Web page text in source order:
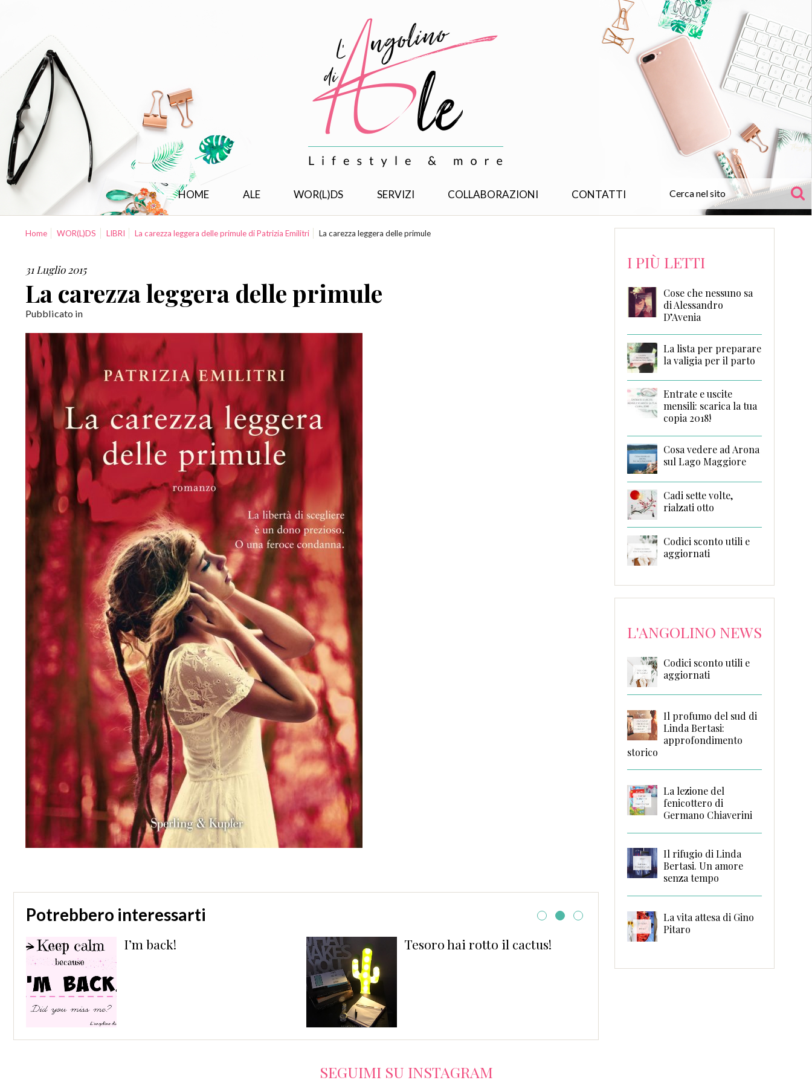
HOME ALE WOR(L)DS SERVIZI COLLABORAZIONI CONTATTI
Home WOR(L)DS LIBRI La carezza leggera delle primule di Patrizia Emilitri La carezza leggera delle primule
31 Luglio 2015
La carezza leggera delle primule
Pubblicato in
Potrebbero interessarti
I’m back! Tesoro hai rotto il cactus! BOOKS OVERVIEW #10
I PIÙ LETTI
Cose che nessuno sa
di Alessandro
D’Avenia
La lista per preparare
la valigia per il parto
Entrate e uscite
mensili: scarica la tua
copia 2018!
Cosa vedere ad Arona
sul Lago Maggiore
Cadi sette volte,
rialzati otto
Codici sconto utili e
aggiornati
L'ANGOLINO NEWS
Codici sconto utili e
aggiornati
Il profumo del sud di
Linda Bertasi:
approfondimento
storico
La lezione del
fenicottero di
Germano Chiaverini
Il rifugio di Linda
Bertasi. Un amore
senza tempo
La vita attesa di Gino
Pitaro
SEGUIMI SU INSTAGRAM